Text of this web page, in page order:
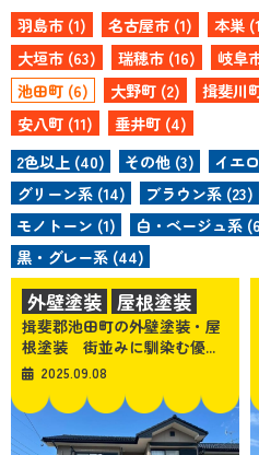
羽島市 (1)
名古屋市 (1) 本巣
大垣市 (63)
瑞穂市 (16) 岐阜
池田町 (6)
大野町 (2) 揖斐川
安八町 (11)
垂井町 (4)
2色以上 (40)
その他 (3) イエ
グリーン系 (14)
ブラウン系 (23)
モノトーン (1)
白・ベージュ系
黒・グレー系 (44)
揖斐郡池田町の外壁塗装・屋
根塗装 街並みに馴染む優...
2025.09.08
外壁塗装 屋根塗装